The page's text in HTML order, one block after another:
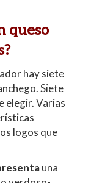
queso
hay siete
Siete
elegir. Varias
logos que
una